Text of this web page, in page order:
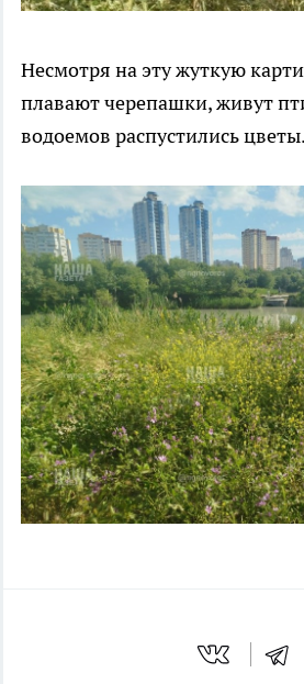
Несмотря на эту жуткую
плавают черепашки, живут
водоемов распустились цветы.